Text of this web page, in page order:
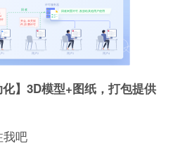
】3D模型+图纸，打包提供
我吧